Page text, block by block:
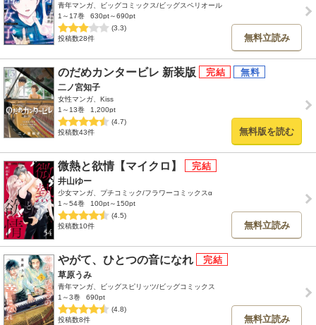
青年マンガ、ビッグコミックス/ビッグスペリオール
1～17巻
630pt～690pt
(3.3)
投稿数28件
無料立読み
のだめカンタービレ 新装版
二ノ宮知子
女性マンガ、Kiss
1～13巻
1,200pt
(4.7)
投稿数43件
無料版を読む
微熱と欲情【マイクロ】
井山ゆー
少女マンガ、プチコミック/フラワーコミックスα
1～54巻
100pt～150pt
(4.5)
投稿数10件
無料立読み
やがて、ひとつの音になれ
草原うみ
青年マンガ、ビッグスピリッツ/ビッグコミックス
1～3巻
690pt
(4.8)
投稿数8件
無料立読み